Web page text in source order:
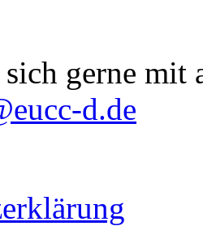
gerne mit
d.de